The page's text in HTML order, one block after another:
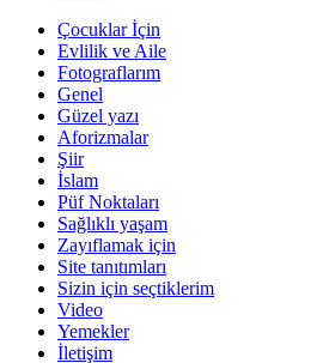
Çocuklar İçin
Evlilik ve Aile
Fotograflarım
Genel
Güzel yazı
Aforizmalar
Şiir
İslam
Püf Noktaları
Sağlıklı yaşam
Zayıflamak için
Site tanıtımları
Sizin için seçtiklerim
Video
Yemekler
İletişim